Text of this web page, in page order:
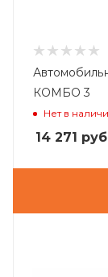
КОМБО 3
Нет в
14 271